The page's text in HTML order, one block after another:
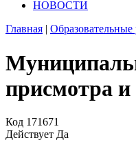
НОВОСТИ
Главная |
присмотра
Код 171671
Действует Да